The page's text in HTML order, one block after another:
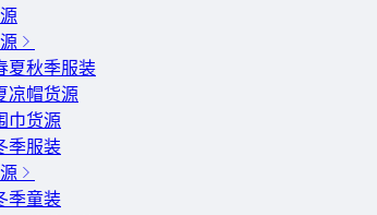
夏秋季服装
凉帽货源
巾货源
季服装
季童装